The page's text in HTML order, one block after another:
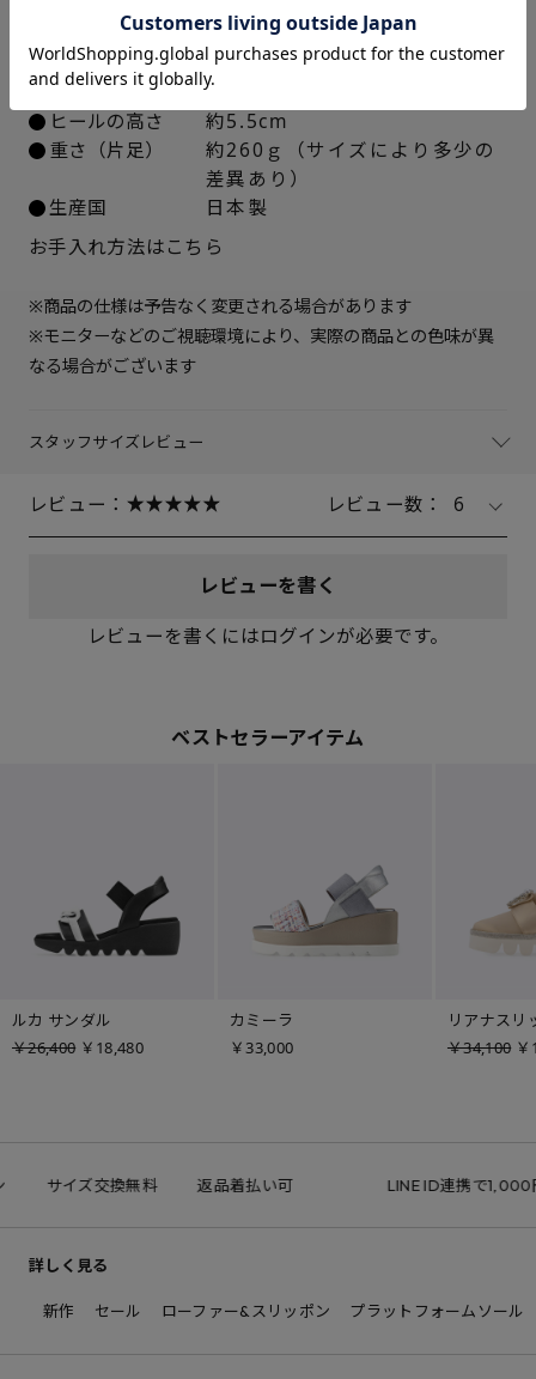
× 在庫なし
24cm × 在庫なし
24.5cm × 在庫なし
25cm × 在庫なし
アッパー素材
ゴート革シュリンクパール加工
中敷き
合成皮革
ソール素材
EVA合成ゴム
ヒールの高さ
約5.5cm
重さ（片足）
約260ｇ（サイズにより多少の
差異あり）
生産国
日本製
お手入れ方法はこちら
※商品の仕様は予告なく変更される場合があります
※モニターなどのご視聴環境により、実際の商品との色味が異
なる場合がございます
スタッフサイズレビュー
レビュー： レビュー数： 6
レビューを書く
レビューを書くにはログインが必要です。
ベストセラーアイテム
ルカ サンダル
￥26,400 ￥18,480
カミーラ
￥33,000
リアナスリ
￥34,100
サイズ交換無料 返品着払い可 LINE ID連携で1,000円
詳しく見る
新作 セール ローファー&スリッポン プラットフォームソール